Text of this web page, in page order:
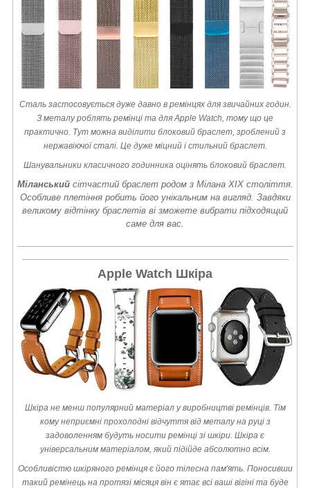
Сталь застосовується дуже давно в ремінцях для звичайних годин.
З металу роблять ремінці та для Apple Watch, тому що це
практично. Тут можна виділити блоковий браслет, зроблений з
нержавіючої сталі. Це дуже міцний і стильний браслет.
Шанувальники класичного годинника оцінять блоковий браслет.
Міланськийсітчастий браслет родом з Мілана XIX століття.
Особливе плетіння робить його унікальним на вигляд. Завдяки
великому відтінку браслетів ві зможете вибрати підходящий
саме для вас.
Apple Watch Шкіра
Шкіра не менш популярний матеріал у виробництві ремінців. Тім
кому неприємні прохолодні відчуття від металу на руці з
задоволенням будуть носити ремінці зі шкіри. Шкіра є
універсальним матеріалом, який підійде абсолютно всім.
Особливістю шкіряного ремінця є його тілесна пам'ять. Поносивши
такий ремінець на протязі місяця він є ятає всі ваші вігіні та буде